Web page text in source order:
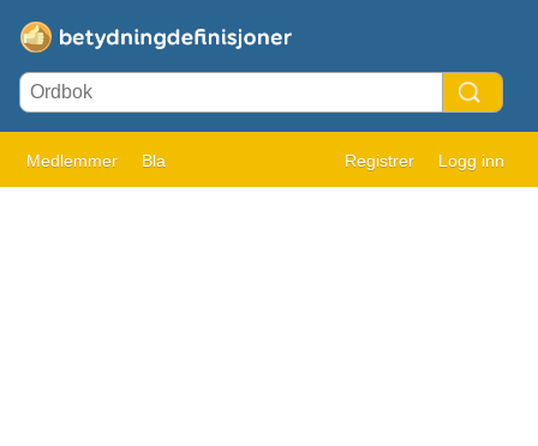
Medlemmer Bla Registrer Logg inn